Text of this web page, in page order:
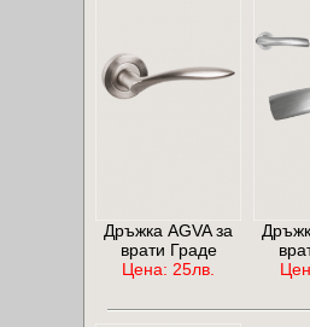
Дръжка AGVA за
врати Граде
Цена: 25лв.